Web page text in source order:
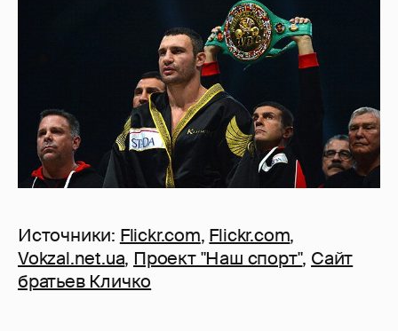
Источники: Flickr.com, Flickr.com,
Vokzal.net.ua, Проект "Наш спорт", Сайт
братьев Кличко